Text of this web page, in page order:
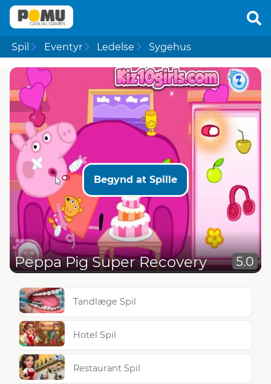
Spil Eventyr Ledelse Sygehus
Begynd at Spille
Peppa Pig Super Recovery 5.0
Tandlæge Spil
Hotel Spil
Restaurant Spil